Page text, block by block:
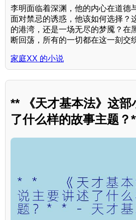
李明面临着深渊，他的内心在道德
面对禁忌的诱惑，他该如何选择？
的港湾，还是一场无尽的梦魇？在
断回荡，所有的一切都在这一刻交
家庭XX 的小说
** 《天才基本法》这部
了什么样的故事主题？